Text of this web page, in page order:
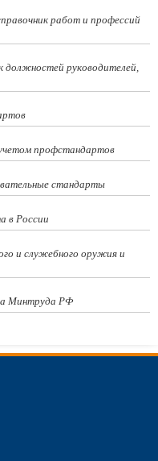
работ и профессий
должностей руководителей,
профстандартов
стандарты
в России
и служебного оружия и
Минтруда РФ